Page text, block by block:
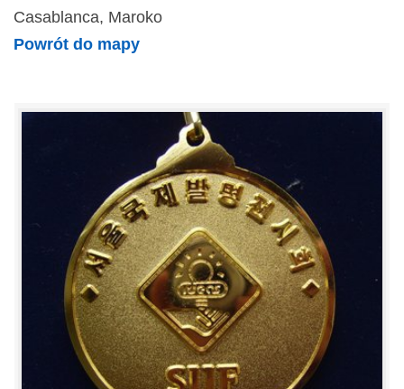
Casablanca, Maroko
Powrót do mapy